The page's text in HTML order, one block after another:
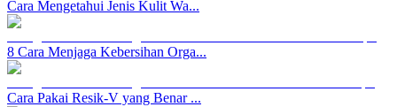
Cara Mengetahui Jenis Kulit Wa...
8 Cara Menjaga Kebersihan Orga...
Cara Pakai Resik-V yang Benar ...